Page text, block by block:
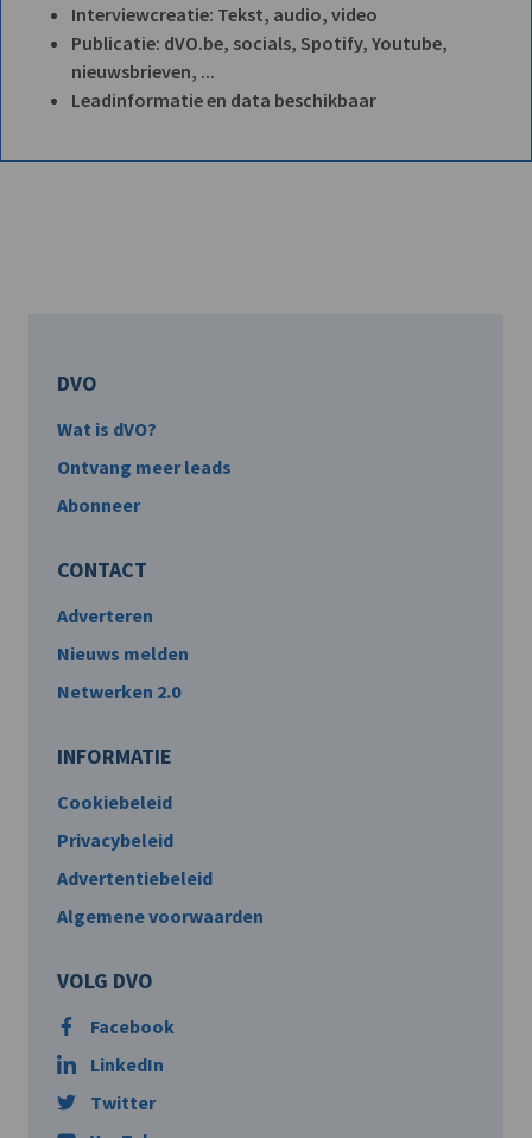
Interviewcreatie: Tekst, audio, video
Publicatie: dVO.be, socials, Spotify, Youtube,
nieuwsbrieven, ...
Leadinformatie en data beschikbaar
DVO
Wat is dVO?
Ontvang meer leads
Abonneer
CONTACT
Adverteren
Nieuws melden
Netwerken 2.0
INFORMATIE
Cookiebeleid
Privacybeleid
Advertentiebeleid
Algemene voorwaarden
VOLG DVO
Facebook
LinkedIn
Twitter